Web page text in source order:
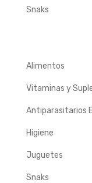
Snaks
Alimentos
Vitaminas y
Antiparasitarios
Higiene
Juguetes
Snaks